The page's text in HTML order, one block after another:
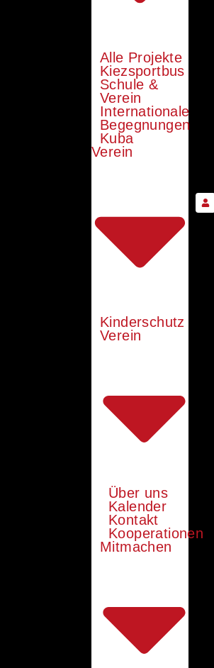
Alle Projekte
Kiezsportbus
Schule &
Verein
Internationale
Begegnungen
Kuba
Verein
Kinderschutz
Verein
Über uns
Kalender
Kontakt
Kooperationen
Mitmachen